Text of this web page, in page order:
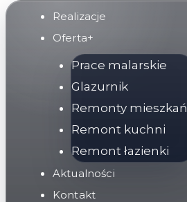
Realizacje
Oferta+
Prace malarskie
Glazurnik
Remonty mieszkań
Remont kuchni
Remont łazienki
Aktualności
Kontakt
Przejdź